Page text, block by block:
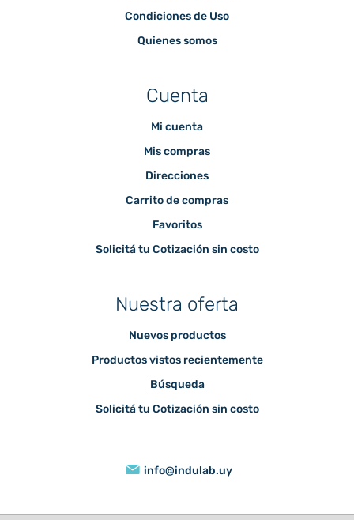
Condiciones de Uso
Quienes somos
Cuenta
Mi cuenta
Mis compras
Direcciones
Carrito de compras
Favoritos
Solicitá tu Cotización sin costo
Nuestra oferta
Nuevos productos
Productos vistos recientemente
Búsqueda
Solicitá tu Cotización sin costo
info@indulab.uy